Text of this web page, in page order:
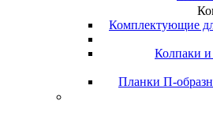
Комплектующие
Колпаки
Планки П-